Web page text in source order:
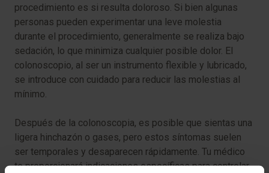
procedimiento es si resulta doloroso. Si bien algunas
personas pueden experimentar una leve molestia
durante el procedimiento, generalmente se realiza bajo
sedación, lo que minimiza cualquier posible dolor. El
colonoscopio, al ser un instrumento flexible y lubricado,
se introduce con cuidado para reducir las molestias al
mínimo.
Después de la colonoscopia, es posible que sientas una
ligera hinchazón o gases, pero estos síntomas suelen
ser temporales y desaparecen rápidamente. Tu médico
te proporcionará indicaciones específicas para controlar